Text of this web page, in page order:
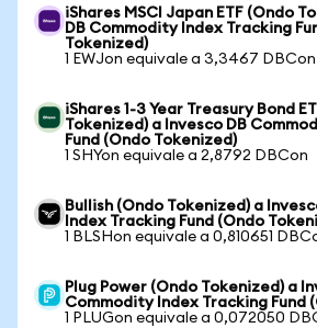
iShares MSCI Japan ETF (Ondo
DB Commodity Index Tracking
Tokenized)
1 EWJon equivale a 3,3467 DBCon
iShares 1-3 Year Treasury Bond
Tokenized) a Invesco DB
Fund (Ondo Tokenized)
1 SHYon equivale a 2,8792 DBCon
Bullish (Ondo Tokenized) a
Index Tracking Fund (Ondo
1 BLSHon equivale a 0,810651
Plug Power (Ondo Tokenized) a
Commodity Index Tracking Fund
1 PLUGon equivale a 0,072050